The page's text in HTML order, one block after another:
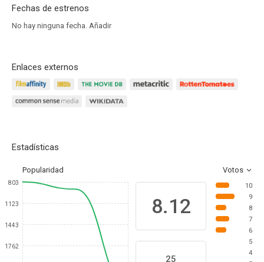
Fechas de estrenos
No hay ninguna fecha. Añadir
Enlaces externos
Estadísticas
Popularidad Votos
803
1123
1443
1762
8.12
25
10
9
8
7
6
5
4